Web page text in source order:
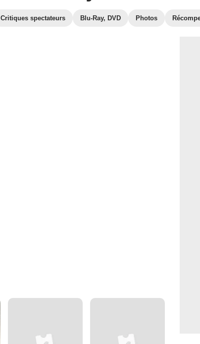
Critiques spectateurs Blu-Ray, DVD Photos